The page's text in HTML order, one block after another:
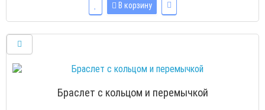
В корзину
Браслет с кольцом и перемычкой